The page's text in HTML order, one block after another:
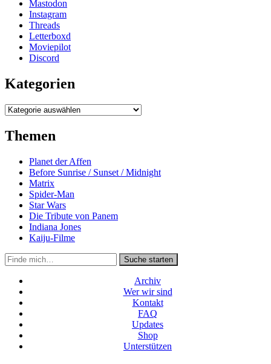
Mastodon
Instagram
Threads
Letterboxd
Moviepilot
Discord
Kategorien
Kategorien
Themen
Planet der Affen
Before Sunrise / Sunset / Midnight
Matrix
Spider-Man
Star Wars
Die Tribute von Panem
Indiana Jones
Kaiju-Filme
Suche
in
https://secondunit-
podcast.de/
Suche starten
Archiv
Wer wir sind
Kontakt
FAQ
Updates
Shop
Unterstützen